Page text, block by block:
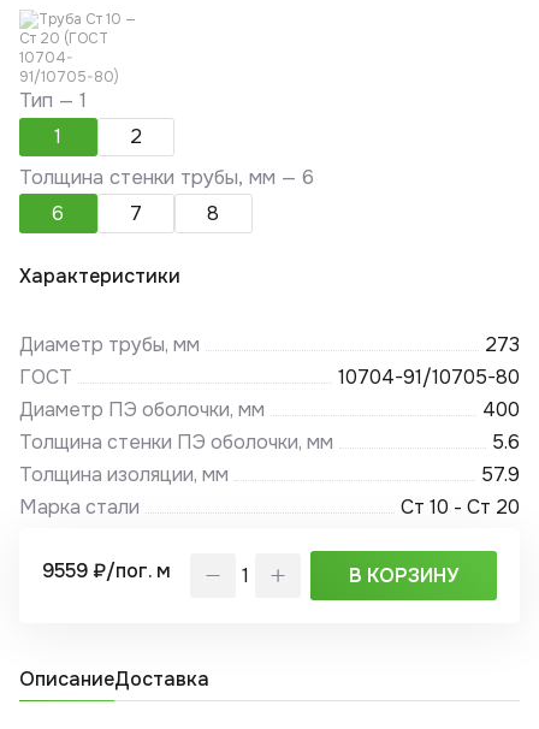
Тип —1
1
2
Толщина стенки трубы, мм —6
6
7 8
Характеристики
Диаметр трубы, мм
273
ГОСТ
10704-91/10705-80
Диаметр ПЭ оболочки, мм
400
Толщина стенки ПЭ оболочки, мм
5.6
Толщина изоляции, мм
57.9
Марка стали
Ст 10 - Ст 20
9559 ₽/пог. м В КОРЗИНУ
ОписаниеДоставка